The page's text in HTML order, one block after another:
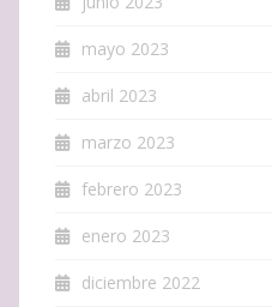
mayo 2023
abril 2023
marzo 2023
febrero 2023
enero 2023
diciembre 2022